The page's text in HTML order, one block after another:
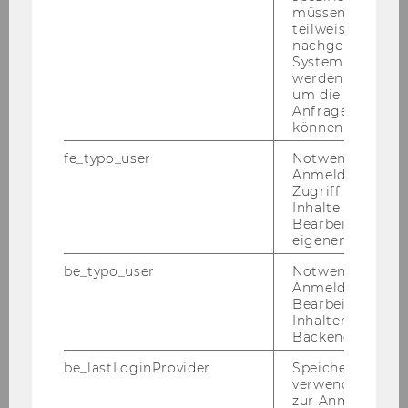
sche In­sti­tu­ti­on, die stark an der Seite der WU
Sie ist ein An­ge­bot an Pri­vat­per­so­nen und Stif­
tun­gen, die nach­hal­tig wir­ken wol­len.
müssen
teilweise von
nachgelagerten
System
werden.
um die Antwort
Anfrage
können.
fe_typo_user
Notwendig für
Anmeldung und
Zugriff auf
Inhalte oder zur
Bearbeitung des
eigenen Profils.
be_typo_user
Notwendig für
Anmeldung und
Bearbeitung von
Inhalten im
Backend.
be_lastLoginProvider
Speichert die
verwendete
zur Anmeldung